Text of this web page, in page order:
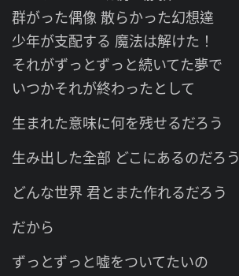
群がった偶像 散らかった幻想達
少年が支配する 魔法は解けた！
それがずっとずっと続いてた夢で
いつかそれが終わったとして
生まれた意味に何を残せるだろう
生み出した全部 どこにあるのだろう
どんな世界 君とまた作れるだろう
だから
ずっとずっと嘘をついてたいの